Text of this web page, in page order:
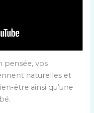
pensée, vos
naturelles et
être ainsi qu’une